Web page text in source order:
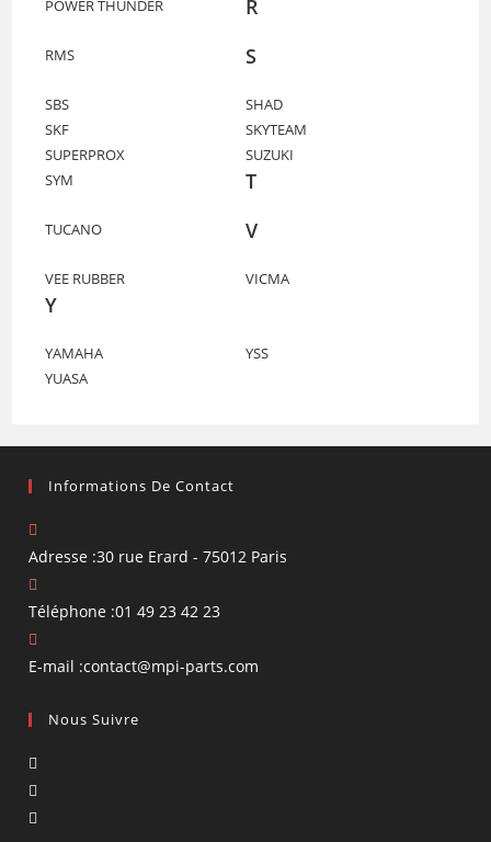
POWER THUNDER
R
RMS S
SBS
SHAD
SKF
SKYTEAM
SUPERPROX
SUZUKI
SYM
T
TUCANO V
VEE RUBBER VICMA
Y
YAMAHA
YSS
YUASA
Informations De Contact
Adresse :30 rue Erard - 75012 Paris
Téléphone :01 49 23 42 23
E-mail :contact@mpi-parts.com
Nous Suivre